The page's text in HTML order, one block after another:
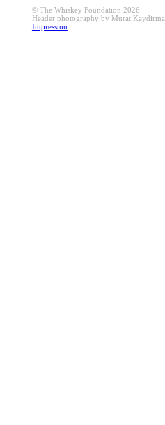
© The Whiskey Foundation 2026
Header photography by Murat Kaydirma
Impressum